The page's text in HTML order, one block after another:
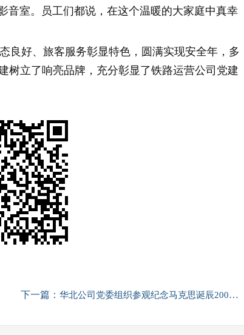
音室。员工们都说，在这个温暖的大家庭中真幸
好、旅客服务彰显特色，圆满实现安全年，多
树立了响亮品牌，充分彰显了铁路运营公司党建
下一篇： 华北公司党委组织参观纪念马克思诞辰200周年主题展览